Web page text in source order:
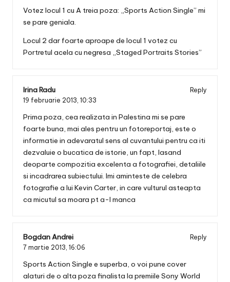
Votez locul 1 cu A treia poza: „Sports Action Single” mi
se pare geniala.
Locul 2 dar foarte aproape de locul 1 votez cu
Portretul acela cu negresa „Staged Portraits Stories”
Irina Radu
Reply
19 februarie 2013, 10:33
Prima poza, cea realizata in Palestina mi se pare
foarte buna, mai ales pentru un fotoreportaj, este o
informatie in adevaratul sens al cuvantului pentru ca iti
dezvaluie o bucatica de istorie, un fapt, lasand
deoparte compozitia excelenta a fotografiei, detaliile
si incadrarea subiectului. Imi aminteste de celebra
fotografie a lui Kevin Carter, in care vulturul asteapta
ca micutul sa moara pt a-l manca
Bogdan Andrei
Reply
7 martie 2013, 16:06
Sports Action Single e superba, o voi pune cover
alaturi de o alta poza finalista la premiile Sony World